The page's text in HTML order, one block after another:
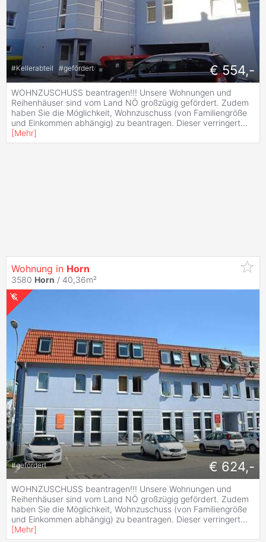
#Kellerabteil #gefördert € 554,-
WOHNZUSCHUSS beantragen!!! Unsere Wohnungen und
Reihenhäuser sind vom Land NÖ großzügig gefördert. Zudem
haben Sie die Möglichkeit, Wohnzuschuss (von Familiengröße
und Einkommen abhängig) zu beantragen. Dieser verringert...
[Mehr]
Wohnung in Horn
3580 Horn / 40,36m²
#gefördert € 624,-
WOHNZUSCHUSS beantragen!!! Unsere Wohnungen und
Reihenhäuser sind vom Land NÖ großzügig gefördert. Zudem
haben Sie die Möglichkeit, Wohnzuschuss (von Familiengröße
und Einkommen abhängig) zu beantragen. Dieser verringert...
[Mehr]